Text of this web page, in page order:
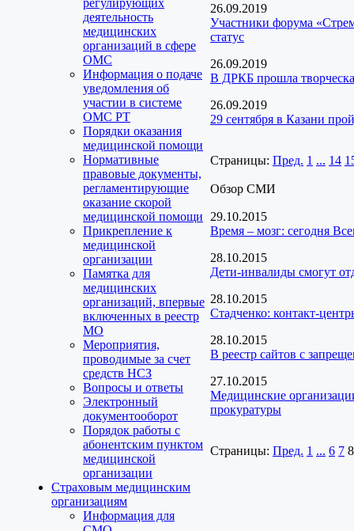
регулирующих
деятельность
медицинских
организаций в сфере
ОМС
Информация о подаче
уведомления об
участии в системе
ОМС РТ
Порядки оказания
медицинской помощи
Нормативные
правовые документы,
регламентирующие
оказание скорой
медицинской помощи
Прикрепление к
медицинской
организации
Памятка для
медицинских
организаций, впервые
включенных в реестр
МО
Мероприятия,
проводимые за счет
средств НСЗ
Вопросы и ответы
Электронный
документооборот
Порядок работы с
абонентским пунктом
медицинской
организации
Страховым медицинским
организациям
Информация для
26.09.2019
Участники форума
статус
26.09.2019
В ДРКБ прошла
26.09.2019
29 сентября в Казани
Страницы: Пред. 1 ... 14
Обзор СМИ
29.10.2015
Время – мозг: сегодня
28.10.2015
Дети-инвалиды смогут
28.10.2015
Стадченко: контакт-
28.10.2015
В реестр сайтов с
27.10.2015
Медицинские
прокуратуры
Страницы: Пред. 1 ... 6 7 8